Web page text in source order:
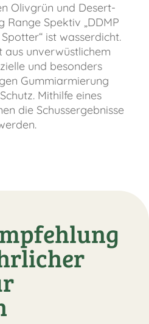
Olivgrün und Desert-
Range Spektiv „DDMP
ist wasserdicht.
aus unverwüstlichem
und besonders
Gummiarmierung
Mithilfe eines
die Schussergebnisse